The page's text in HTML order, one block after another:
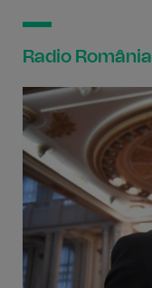
Radio România